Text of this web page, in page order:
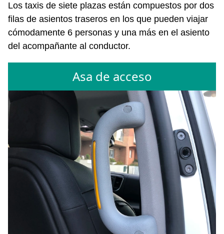
Los taxis de siete plazas están compuestos por dos
filas de asientos traseros en los que pueden viajar
cómodamente 6 personas y una más en el asiento
del acompañante al conductor.
Asa de acceso